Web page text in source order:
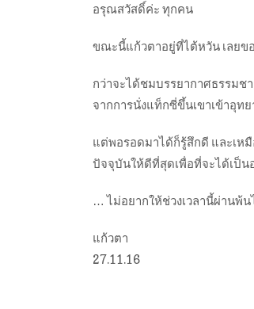
อรุณสวัสดิ์ค่ะ ทุกคน
ขณะนี้แก้วตาอยู่ที่ไต้หวัน เลยข
กว่าจะได้ชมบรรยากาศธรรมช
จากการนั่งแท็กซี่ขึ้นเขาเข้าอุทย
แต่พอรอดมาได้ก็รู้สึกดี และเห
ปัจจุบันให้ดีที่สุดเพื่อที่จะได้เป็น
… ไม่อยากให้ช่วงเวลานี้ผ่านพ้น
แก้วตา
27.11.16